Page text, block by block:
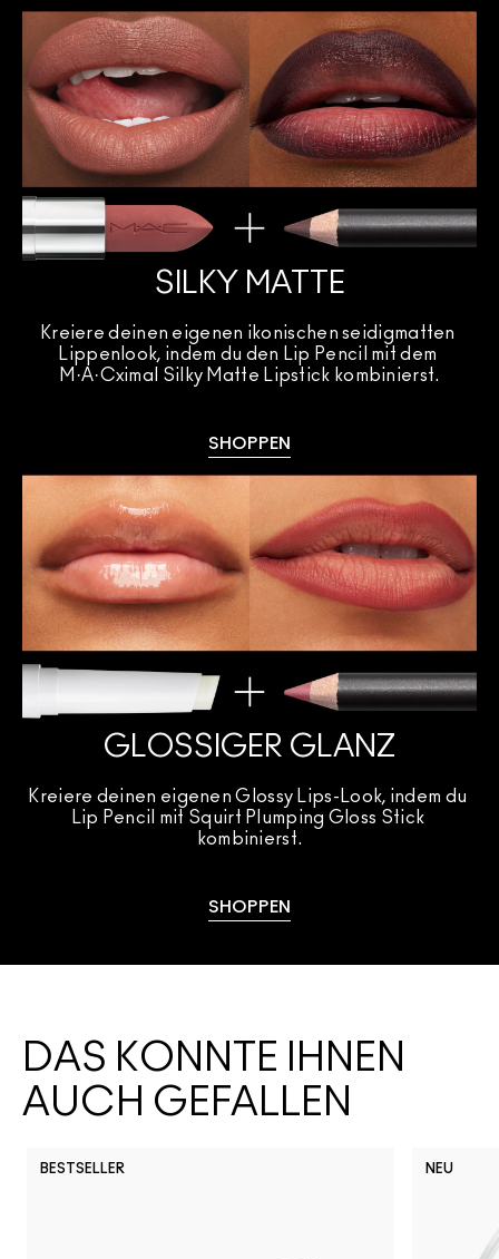
SILKY MATTE
Kreiere deinen eigenen ikonischen seidigmatten
Lippenlook, indem du den Lip Pencil mit dem
M·A·Cximal Silky Matte Lipstick kombinierst.
SHOPPEN
GLOSSIGER GLANZ
Kreiere deinen eigenen Glossy Lips-Look, indem du
Lip Pencil mit Squirt Plumping Gloss Stick
kombinierst.
SHOPPEN
DAS KÖNNTE IHNEN
AUCH GEFALLEN
BESTSELLER NEU